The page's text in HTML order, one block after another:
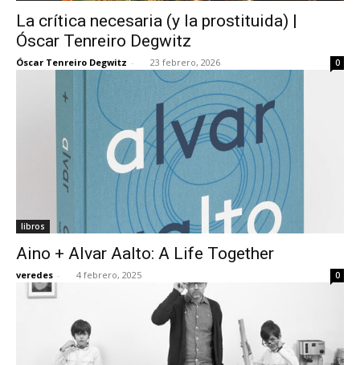
La crítica necesaria (y la prostituida) |
Óscar Tenreiro Degwitz
Óscar Tenreiro Degwitz - 23 febrero, 2026 0
libros
Aino + Alvar Aalto: A Life Together
veredes - 4 febrero, 2025 0